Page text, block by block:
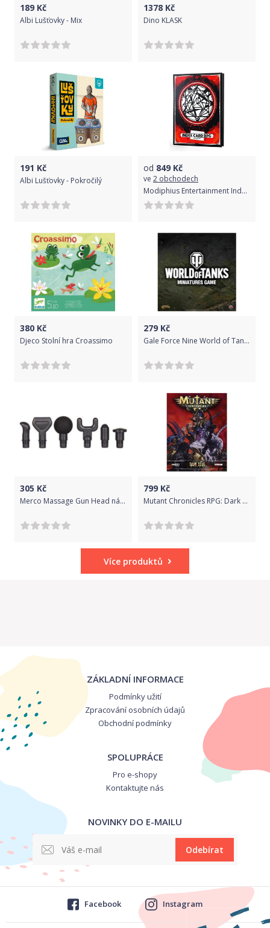
189 Kč
Albi Lušťovky - Mix
1378 Kč
Dino KLASK
191 Kč
Albi Lušťovky - Pokročilý
od 849 Kč
ve 2 obchodech
Modiphius Entertainment Index Card RPG Master Edition
380 Kč
Djeco Stolní hra Croassimo
279 Kč
Gale Force Nine World of Tanks Expansion - American (M7 Priest)
305 Kč
Merco Massage Gun Head náhradní masážní hlavice balení 1 sada
799 Kč
Mutant Chronicles RPG: Dark Soul - Sourcebook
Více produktů
ZÁKLADNÍ INFORMACE
Podmínky užití
Zpracování osobních údajů
Obchodní podmínky
SPOLUPRÁCE
Pro e-shopy
Kontaktujte nás
NOVINKY DO E-MAILU
Odebírat
Facebook Instagram